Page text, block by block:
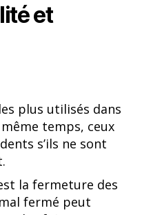
et
plus utilisés dans
temps, ceux
s’ils ne sont
la fermeture des
fermé peut